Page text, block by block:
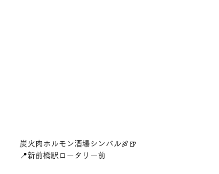
炭火肉ホルモン酒場シンバル🍖🍺
📍新前橋駅ロータリー前